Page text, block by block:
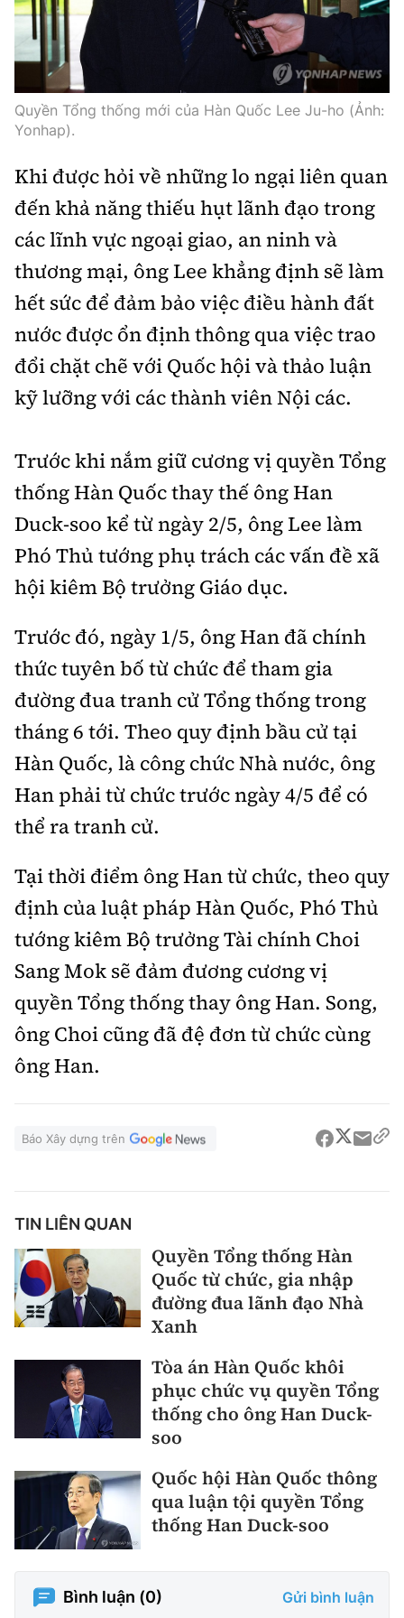
Nhà thầu
Mời thầu - Đấu thầu
Thi viết về GTVT
Gương sáng giao thông
Âm nhạc
Hậu trường sao
360 độ thể thao
Sản phẩm mới
Tư vấn
Thế giới
Thời sự Quốc tế
Hồ sơ tài liệu
Thế giới giao thông
Thế giới xây dựng
Đi ++
Du lịch
Lối sống
Ẩm thực
Video
Khám phá
Camera giao thông
Câu chuyện giao thông
Giải trí - Thể thao
Cơ quan chủ quản: Bộ Xây dựng
Giấy phép số: 03/GP-BVHTTDL, cấp ngày 1/4/2025.
Tòa soạn: Số 2 Nguyễn Công Hoan, phường Giảng Võ,
Hà Nội.
Tổng biên tập:Nguyễn Thị Hồng Nga
Phó Tổng biên tập:
Nguyễn Đức Thắng, La Đức Hùng
Hotline:
0901 514 799
Quảng cáo và Phát hành:
0915 057 282
Email:bandoc@baoxaydung.vn
Cấm sao chép dưới mọi hình thức nếu không có sự
Thông tin tòa
Quyền Tổng thống mới của Hàn Quốc Lee Ju-ho (Ảnh:
Yonhap).
Khi được hỏi về những lo ngại liên quan
đến khả năng thiếu hụt lãnh đạo trong
các lĩnh vực ngoại giao, an ninh và
thương mại, ông Lee khẳng định sẽ làm
hết sức để đảm bảo việc điều hành đất
nước được ổn định thông qua việc trao
đổi chặt chẽ với Quốc hội và thảo luận
kỹ lưỡng với các thành viên Nội các.
Trước khi nắm giữ cương vị quyền Tổng
thống Hàn Quốc thay thế ông Han
Duck-soo kể từ ngày 2/5, ông Lee làm
Phó Thủ tướng phụ trách các vấn đề xã
hội kiêm Bộ trưởng Giáo dục.
Trước đó, ngày 1/5, ông Han đã chính
thức tuyên bố từ chức để tham gia
đường đua tranh cử Tổng thống trong
tháng 6 tới. Theo quy định bầu cử tại
Hàn Quốc, là công chức Nhà nước, ông
Han phải từ chức trước ngày 4/5 để có
thể ra tranh cử.
Tại thời điểm ông Han từ chức, theo quy
định của luật pháp Hàn Quốc, Phó Thủ
tướng kiêm Bộ trưởng Tài chính Choi
Sang Mok sẽ đảm đương cương vị
quyền Tổng thống thay ông Han. Song,
ông Choi cũng đã đệ đơn từ chức cùng
ông Han.
Báo Xây dựng trên
TIN LIÊN QUAN
Quyền Tổng thống Hàn
Quốc từ chức, gia nhập
đường đua lãnh đạo Nhà
Xanh
Tòa án Hàn Quốc khôi
phục chức vụ quyền Tổng
thống cho ông Han Duck-
soo
Quốc hội Hàn Quốc thông
qua luận tội quyền Tổng
thống Han Duck-soo
Bình luận (0) Gửi bình luận